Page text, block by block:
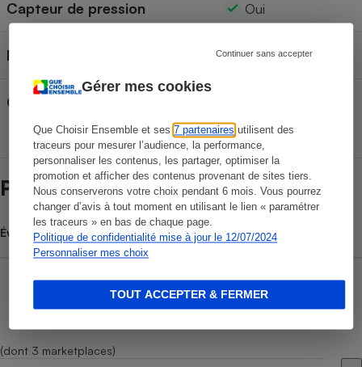
Gérer mes cookies
Que Choisir Ensemble et ses7 partenaires utilisent des
traceurs pour mesurer l’audience, la performance,
personnaliser les contenus, les partager, optimiser la
promotion et afficher des contenus provenant de sites tiers.
Nous conserverons votre choix pendant 6 mois. Vous pourrez
changer d’avis à tout moment en utilisant le lien « paramétrer
les traceurs » en bas de chaque page.
Politique de confidentialité mise à jour le 12/07/2024
Personnaliser mes choix
Continuer sans accepter
TOUT ACCEPTER & FERMER
Capteur de pression Oui
Minuterie Oui
Connecté par Bluetooth
Prix et magasins
Évolution du prix moyen
(dont 3 marketplaces)